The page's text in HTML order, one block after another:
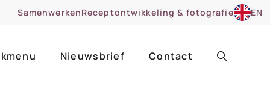
SamenwerkenReceptontwikkeling & fotografie EN
Nieuwsbrief Contact